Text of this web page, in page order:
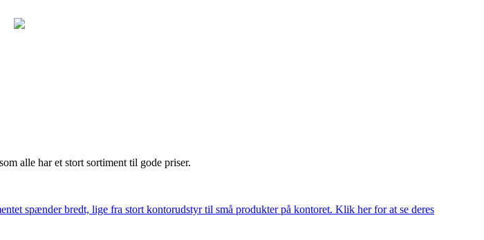
alle har et stort sortiment til gode priser.
spænder bredt, lige fra stort kontorudstyr til små produkter på kontoret. Klik her for at se deres